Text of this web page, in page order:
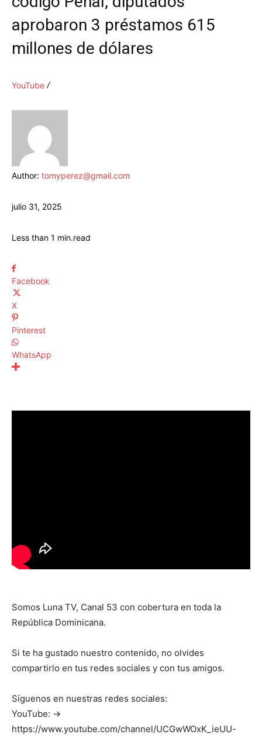
aprobaron 3 préstamos 615
millones de dólares
YouTube
Author: tomyperez@gmail.com
julio 31, 2025
Less than 1 min.read
Facebook
X
Pinterest
WhatsApp
Somos Luna TV, Canal 53 con cobertura en toda la
República Dominicana.
Si te ha gustado nuestro contenido, no olvides
compartirlo en tus redes sociales y con tus amigos.
Síguenos en nuestras redes sociales:
YouTube: →
https://www.youtube.com/channel/UCGwWOxK_ieUU-